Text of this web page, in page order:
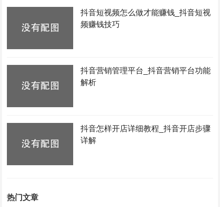
抖音短视频怎么做才能赚钱_抖音短视
频赚钱技巧
抖音营销管理平台_抖音营销平台功能
解析
抖音怎样开店详细教程_抖音开店步骤
详解
热门文章